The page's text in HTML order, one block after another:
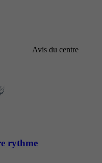
Avis du centre
rythme